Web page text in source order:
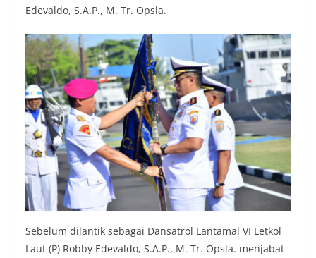
Edevaldo, S.A.P., M. Tr. Opsla.
Sebelum dilantik sebagai Dansatrol Lantamal VI Letkol
Laut (P) Robby Edevaldo, S.A.P., M. Tr. Opsla. menjabat